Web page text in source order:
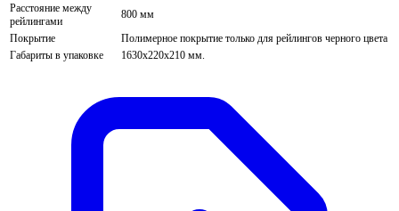
Расстояние между
рейлингами
800 мм
Покрытие
Полимерное покрытие только для рейлингов черного цвета
Габариты в упаковке
1630х220х210 мм.